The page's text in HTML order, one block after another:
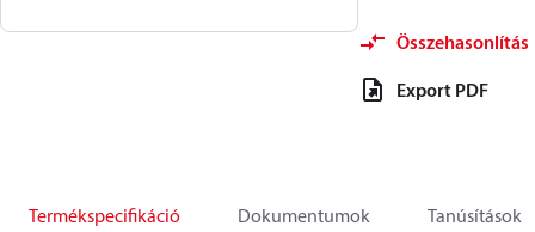
Összehasonlítás
Export PDF
Termékspecifikáció Dokumentumok Tanúsítások